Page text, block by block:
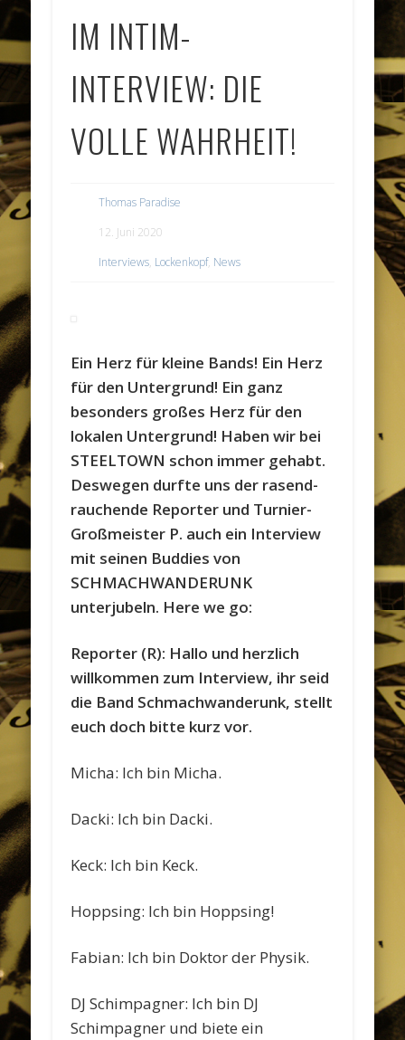
IM INTIM-
INTERVIEW: DIE
VOLLE WAHRHEIT!
Thomas Paradise
12. Juni 2020
Interviews, Lockenkopf, News
Ein Herz für kleine Bands! Ein Herz
für den Untergrund! Ein ganz
besonders großes Herz für den
lokalen Untergrund! Haben wir bei
STEELTOWN schon immer gehabt.
Deswegen durfte uns der rasend-
rauchende Reporter und Turnier-
Großmeister P. auch ein Interview
mit seinen Buddies von
SCHMACHWANDERUNK
unterjubeln. Here we go:
Reporter (R): Hallo und herzlich
willkommen zum Interview, ihr seid
die Band Schmachwanderunk, stellt
euch doch bitte kurz vor.
Micha: Ich bin Micha.
Dacki: Ich bin Dacki.
Keck: Ich bin Keck.
Hoppsing: Ich bin Hoppsing!
Fabian: Ich bin Doktor der Physik.
DJ Schimpagner: Ich bin DJ
Schimpagner und biete ein